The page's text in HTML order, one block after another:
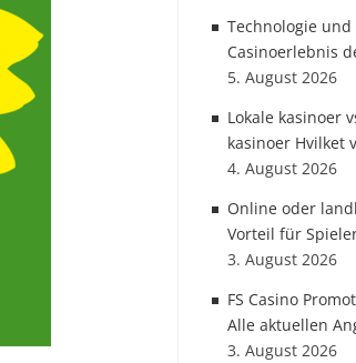
Technologie
Casinoerlebnis
5. August 2026
Lokale kasinoer
kasinoer Hvilket
4. August 2026
Online oder
Vorteil für
3. August 2026
FS Casino
Alle aktuellen
3. August 2026